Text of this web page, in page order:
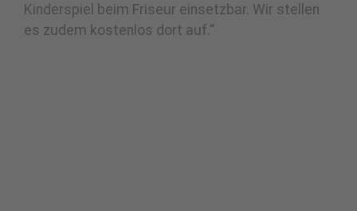
Kinderspiel beim Friseur einsetzbar. Wir stellen
es zudem kostenlos dort auf.“